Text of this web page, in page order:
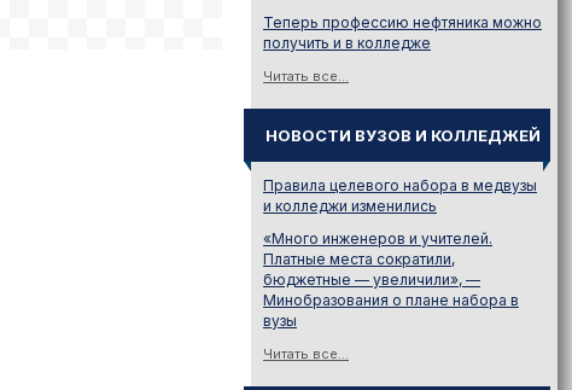
Теперь профессию нефтяника можно
получить и в колледже
Читать все...
НОВОСТИ ВУЗОВ И КОЛЛЕДЖЕЙ
Правила целевого набора в медвузы
и колледжи изменились
«Много инженеров и учителей.
Платные места сократили,
бюджетные — увеличили», —
Минобразования о плане набора в
вузы
Читать все...